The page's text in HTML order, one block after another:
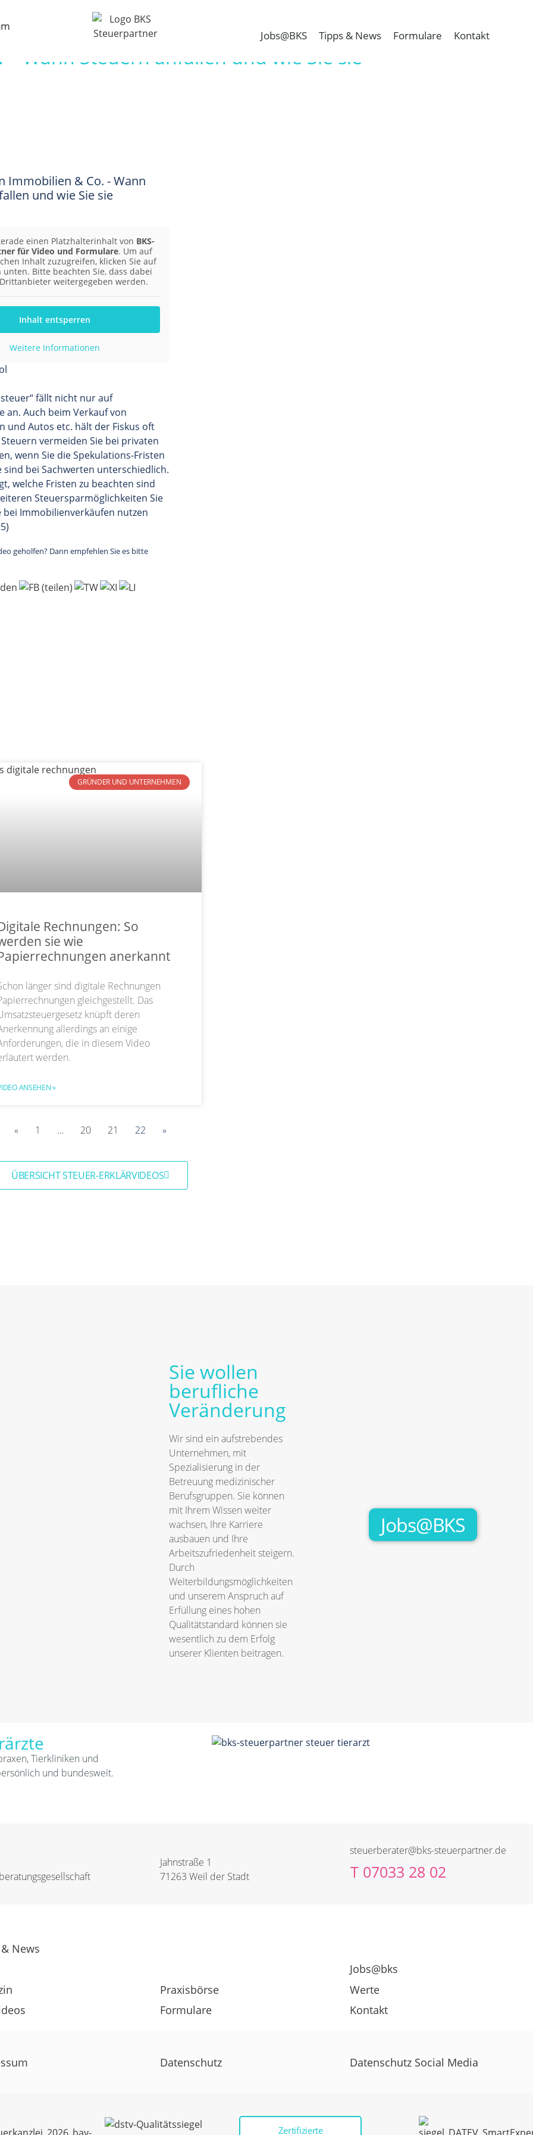
Jobs@BKS Tipps & News Formulare Kontakt
Wann Steuern anfallen und wie Sie sie
Immobilien & Co. - Wann
und wie Sie sie
einen Platzhalterinhalt von BKS-
für Video und Formulare. Um auf
Inhalt zuzugreifen, klicken Sie auf
Bitte beachten Sie, dass dabei
weitergegeben werden.
Inhalt entsperren
Weitere Informationen
fällt nicht nur auf
an. Auch beim Verkauf von
und Autos etc. hält der Fiskus oft
vermeiden Sie bei privaten
wenn Sie die Spekulations-Fristen
sind bei Sachwerten unterschiedlich.
welche Fristen zu beachten sind
Steuersparmöglichkeiten Sie
bei Immobilienverkäufen nutzen
geholfen? Dann empfehlen Sie es bitte
GRÜNDER UND UNTERNEHMEN
Rechnungen: So
sie wie
anerkannt
länger sind digitale Rechnungen
gleichgestellt. Das
knüpft deren
allerdings an einige
die in diesem Video
werden.
ANSEHEN »
« 1 … 20 21 22 »
ÜBERSICHT STEUER-ERKLÄRVIDEOS
Sie wollen
berufliche
Veränderung
Wir sind ein aufstrebendes
Unternehmen, mit
Spezialisierung in der
Betreuung medizinischer
Berufsgruppen. Sie können
mit Ihrem Wissen weiter
wachsen, Ihre Karriere
ausbauen und Ihre
Arbeitszufriedenheit steigern.
Durch
Weiterbildungsmöglichkeiten
und unserem Anspruch auf
Erfüllung eines hohen
Qualitätstandard können sie
wesentlich zu dem Erfolg
unserer Klienten beitragen.
Jobs@BKS
Tierkliniken und
und bundesweit.
Jahnstraße 1
71263 Weil der Stadt
steuerberater@bks-steuerpartner.de
T 07033 28 02
News
Praxisbörse
Formulare
Jobs@bks
Werte
Kontakt
Datenschutz Datenschutz Social Media
Zertifizierte